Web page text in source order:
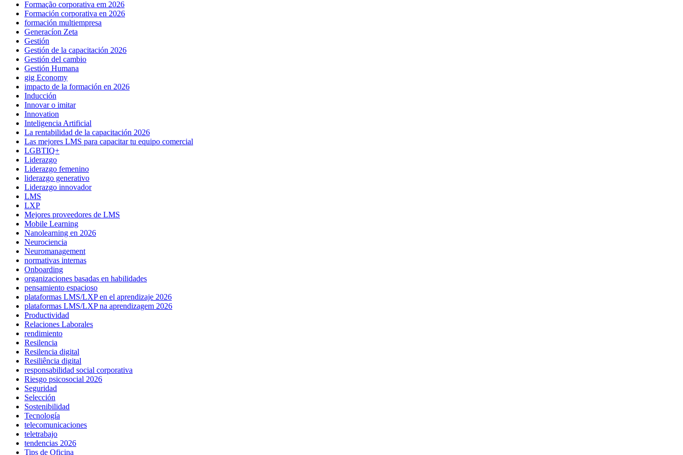
Formação corporativa em 2026
Formación corporativa en 2026
formación multiempresa
Generacíon Zeta
Gestión
Gestión de la capacitación 2026
Gestión del cambio
Gestión Humana
gig Economy
impacto de la formación en 2026
Inducción
Innovar o imitar
Innovation
Inteligencia Artificial
La rentabilidad de la capacitación 2026
Las mejores LMS para capacitar tu equipo comercial
LGBTIQ+
Liderazgo
Liderazgo femenino
liderazgo generativo
Liderazgo innovador
LMS
LXP
Mejores proveedores de LMS
Mobile Learning
Nanolearning en 2026
Neurociencia
Neuromanagement
normativas internas
Onboarding
organizaciones basadas en habilidades
pensamiento espacioso
plataformas LMS/LXP en el aprendizaje 2026
plataformas LMS/LXP na aprendizagem 2026
Productividad
Relaciones Laborales
rendimiento
Resilencia
Resilencia digital
Resiliência digital
responsabilidad social corporativa
Riesgo psicosocial 2026
Seguridad
Selección
Sostenibilidad
Tecnología
telecomunicaciones
teletrabajo
tendencias 2026
Tips de Oficina